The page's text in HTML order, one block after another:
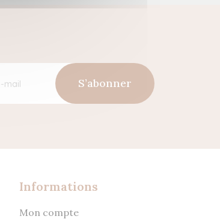
S’abonner
Informations
Mon compte